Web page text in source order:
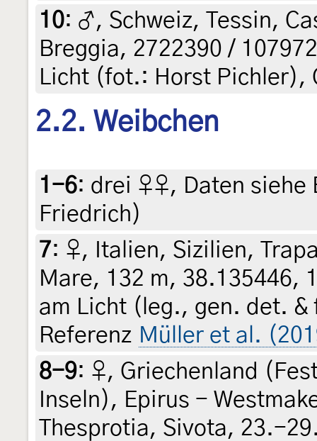
10: ♂, Schweiz, Tessin,
Breggia, 2722390 /
Licht (fot.: Horst Pichler),
2.2. Weibchen
1-6: drei ♀♀, Daten siehe
Friedrich)
7: ♀, Italien, Sizilien,
Mare, 132 m, 38.135446,
am Licht (leg., gen. det.
Referenz Müller et al.
8-9: ♀, Griechenland
Inseln), Epirus -
Thesprotia, Sivota, 23.-